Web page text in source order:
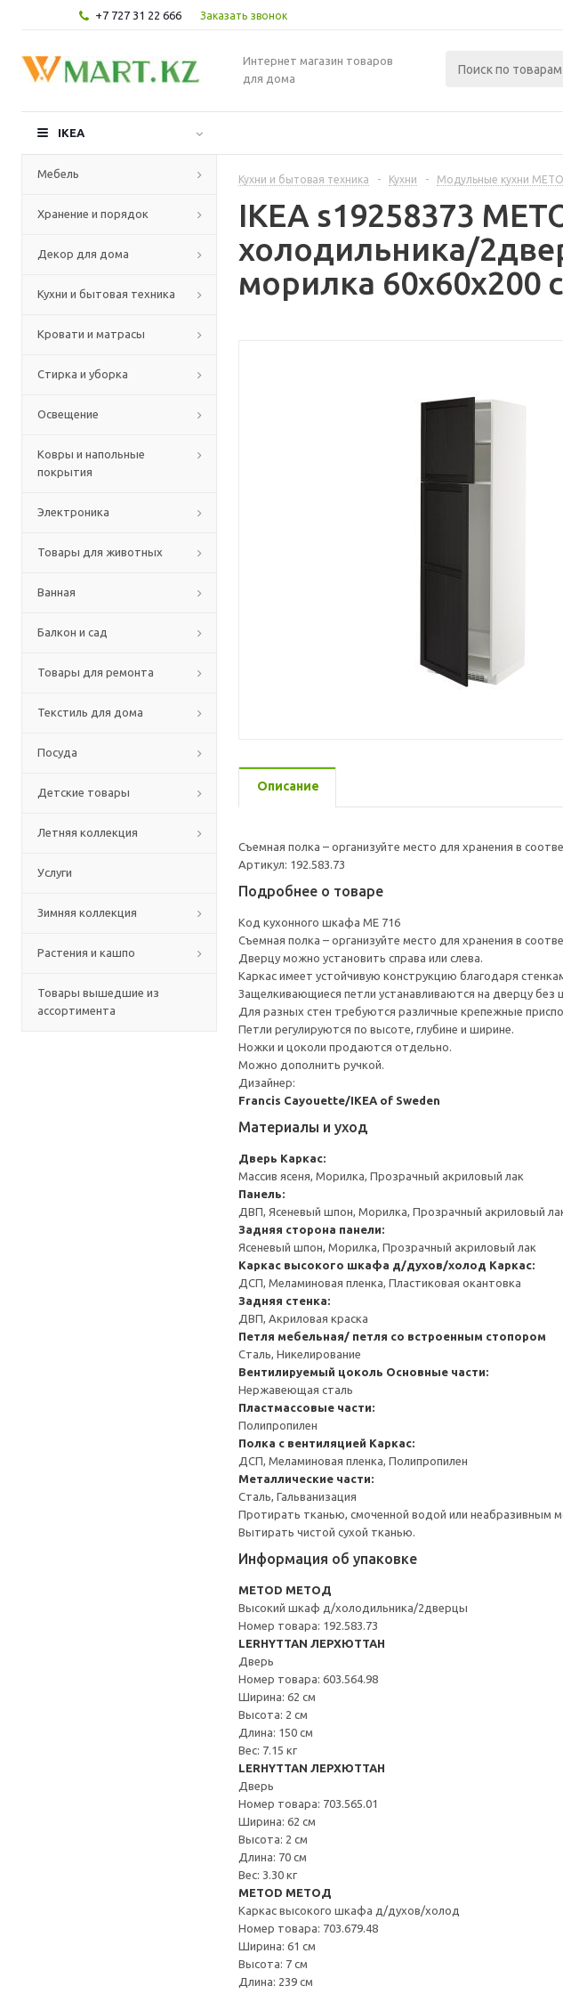
+7 727 31 22 666 Заказать звонок
Интернет магазин товаров
для дома
IKEA
Мебель
Хранение и порядок
Декор для дома
Кухни и бытовая техника
Кровати и матрасы
Стирка и уборка
Освещение
Ковры и напольные
покрытия
Электроника
Товары для животных
Ванная
Балкон и сад
Товары для ремонта
Текстиль для дома
Посуда
Детские товары
Летняя коллекция
Услуги
Зимняя коллекция
Растения и кашпо
Товары вышедшие из
ассортимента
Кухни и бытовая техника - Кухни - Модульные кухни
IKEA s19258373
холодильника/
морилка 60x60x200
Описание
Съемная полка – организуйте место для хранения в
Артикул: 192.583.73
Подробнее о товаре
Код кухонного шкафа ME 716
Съемная полка – организуйте место для хранения в
Дверцу можно установить справа или слева.
Каркас имеет устойчивую конструкцию благодаря
Защелкивающиеся петли устанавливаются на дверцу без
Для разных стен требуются различные крепежные
Петли регулируются по высоте, глубине и ширине.
Ножки и цоколи продаются отдельно.
Можно дополнить ручкой.
Дизайнер:
Francis Cayouette/IKEA of Sweden
Материалы и уход
Дверь Каркас:
Массив ясеня, Морилка, Прозрачный акриловый лак
Панель:
ДВП, Ясеневый шпон, Морилка, Прозрачный акриловый
Задняя сторона панели:
Ясеневый шпон, Морилка, Прозрачный акриловый лак
Каркас высокого шкафа д/духов/холод Каркас:
ДСП, Меламиновая пленка, Пластиковая окантовка
Задняя стенка:
ДВП, Акриловая краска
Петля мебельная/ петля со встроенным стопором
Сталь, Никелирование
Вентилируемый цоколь Основные части:
Нержавеющая сталь
Пластмассовые части:
Полипропилен
Полка с вентиляцией Каркас:
ДСП, Меламиновая пленка, Полипропилен
Металлические части:
Сталь, Гальванизация
Протирать тканью, смоченной водой или неабразивным
Вытирать чистой сухой тканью.
Информация об упаковке
METOD МЕТОД
Высокий шкаф д/холодильника/2дверцы
Номер товара: 192.583.73
LERHYTTAN ЛЕРХЮТТАН
Дверь
Номер товара: 603.564.98
Ширина: 62 см
Высота: 2 см
Длина: 150 см
Вес: 7.15 кг
LERHYTTAN ЛЕРХЮТТАН
Дверь
Номер товара: 703.565.01
Ширина: 62 см
Высота: 2 см
Длина: 70 см
Вес: 3.30 кг
METOD МЕТОД
Каркас высокого шкафа д/духов/холод
Номер товара: 703.679.48
Ширина: 61 см
Высота: 7 см
Длина: 239 см